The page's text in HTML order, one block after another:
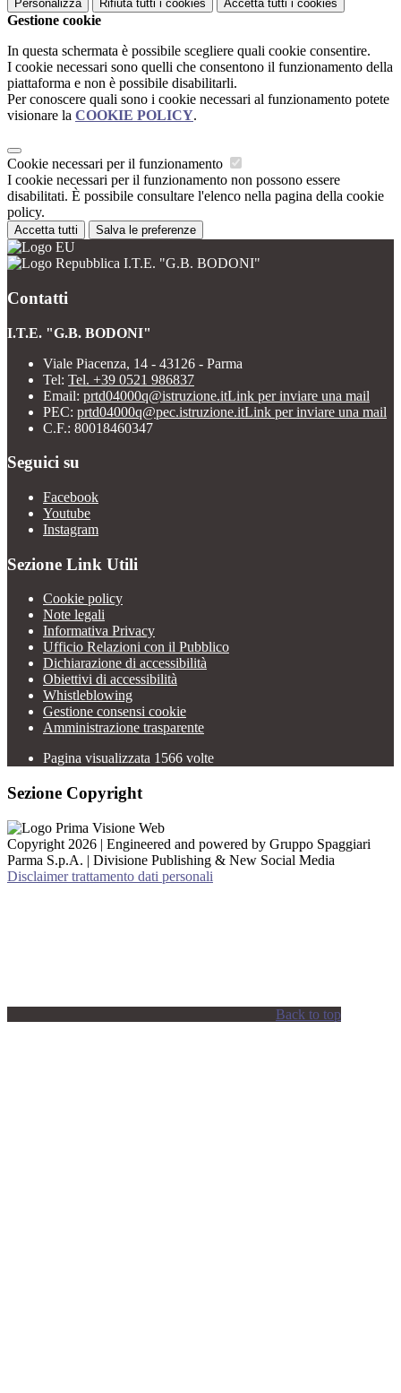
Personalizza Rifiuta tutti i cookies Accetta tutti i cookies
Gestione cookie
In questa schermata è possibile scegliere quali cookie consentire.
I cookie necessari sono quelli che consentono il funzionamento della
piattaforma e non è possibile disabilitarli.
Per conoscere quali sono i cookie necessari al funzionamento potete
visionare la COOKIE POLICY.
Cookie necessari per il funzionamento
I cookie necessari per il funzionamento non possono essere
disabilitati. È possibile consultare l'elenco nella pagina della cookie
policy.
Accetta tutti Salva le preferenze
I.T.E. "G.B. BODONI"
Contatti
I.T.E. "G.B. BODONI"
Viale Piacenza, 14 - 43126 - Parma
Tel: Tel. +39 0521 986837
Email: prtd04000q@istruzione.itLink per inviare una mail
PEC: prtd04000q@pec.istruzione.itLink per inviare una mail
C.F.: 80018460347
Seguici su
Facebook
Youtube
Instagram
Sezione Link Utili
Cookie policy
Note legali
Informativa Privacy
Ufficio Relazioni con il Pubblico
Dichiarazione di accessibilità
Obiettivi di accessibilità
Whistleblowing
Gestione consensi cookie
Amministrazione trasparente
Pagina visualizzata 1566 volte
Sezione Copyright
Copyright 2026 | Engineered and powered by Gruppo Spaggiari
Parma S.p.A. | Divisione Publishing & New Social Media
Disclaimer trattamento dati personali
Back to top